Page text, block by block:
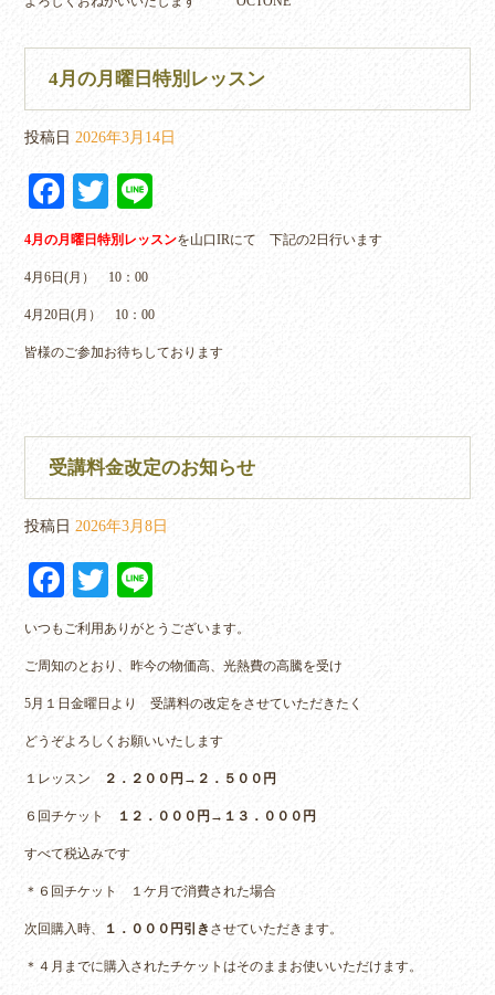
4月の月曜日特別レッスン
投稿日 2026年3月14日
Fa
ce
bo
ok
T
wi
tte
ne
4月の月曜日特別レッスンを山口IRにて 下記の2日行います
4月6日(月） 10：00
4月20日(月） 10：00
皆様のご参加お待ちしております
受講料金改定のお知らせ
投稿日 2026年3月8日
Fa
ce
bo
ok
T
wi
tte
r
ne
いつもご利用ありがとうございます。
ご周知のとおり、昨今の物価高、光熱費の高騰を受け
5月１日金曜日より 受講料の改定をさせていただきたく
どうぞよろしくお願いいたします
１レッスン ２．２００円→２．５００円
６回チケット １２．０００円→１３．０００円
すべて税込みです
＊６回チケット １ケ月で消費された場合
次回購入時、 １．０００円引き させていただきます。
＊４月までに購入されたチケットはそのままお使いいただけます。